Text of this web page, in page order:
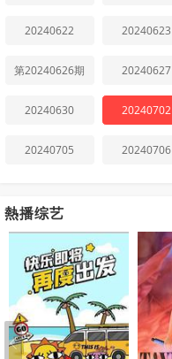
20240622 20240623
第20240626期 20240627
20240630 20240702
20240705 20240706
熱播综艺